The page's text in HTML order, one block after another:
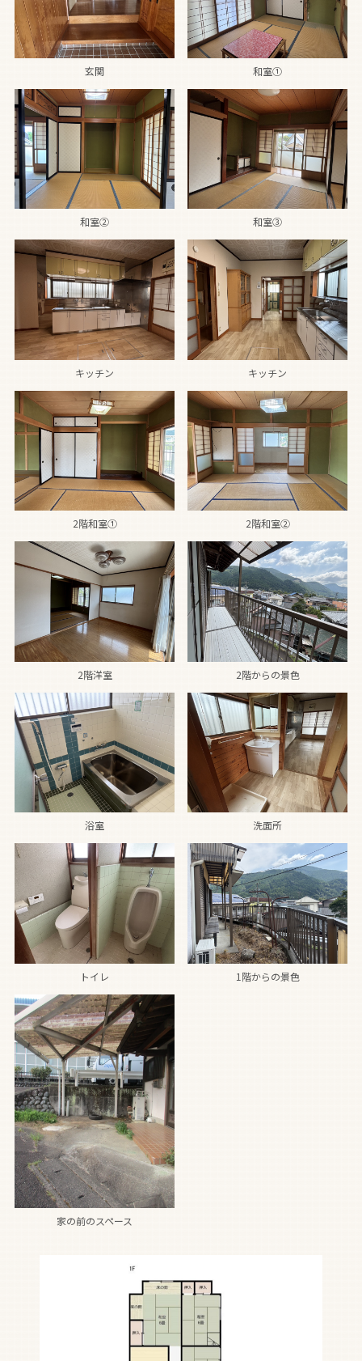
玄関 和室①
和室② 和室③
キッチン キッチン
2階和室① 2階和室②
2階洋室 2階からの景色
浴室 洗面所
トイレ 1階からの景色
家の前のスペース